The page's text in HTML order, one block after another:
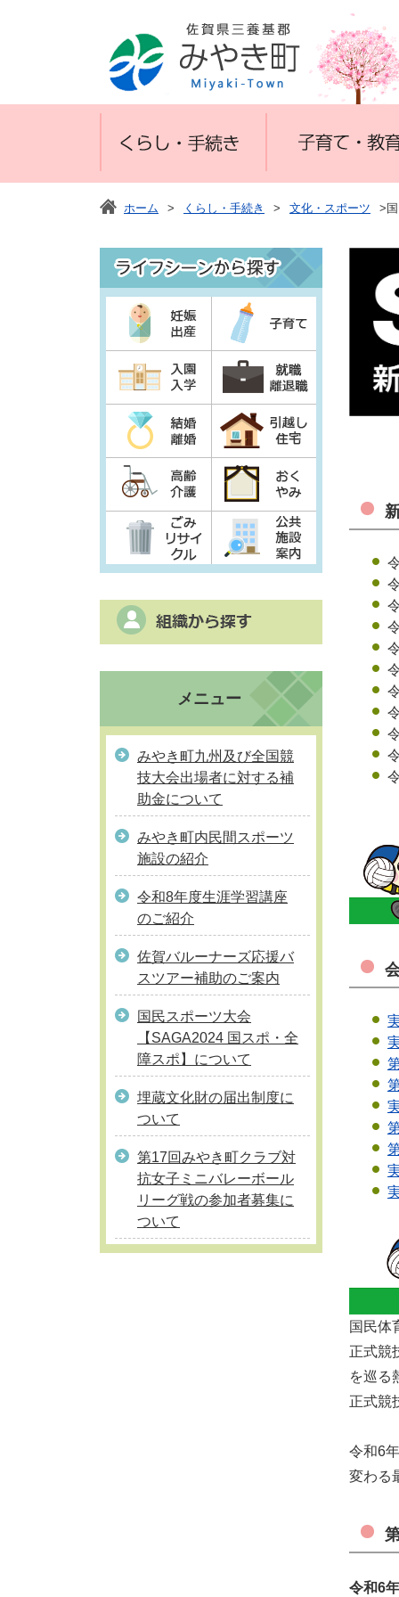
ホーム > くらし・手続き > 文化・スポーツ >
メニュー
みやき町九州及び全国競
技大会出場者に対する補
助金について
みやき町内民間スポーツ
施設の紹介
令和8年度生涯学習講座
のご紹介
佐賀バルーナーズ応援バ
スツアー補助のご案内
国民スポーツ大会
【SAGA2024 国スポ・全
障スポ】について
埋蔵文化財の届出制度に
ついて
第17回みやき町クラブ対
抗女子ミニバレーボール
リーグ戦の参加者募集に
ついて
国民体
正式競
を巡る
正式競
令和6
変わる
令和6